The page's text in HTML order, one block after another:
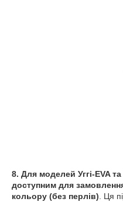
8. Для моделей Уггі-EVA
доступним для
кольору (без перлів) . Ця